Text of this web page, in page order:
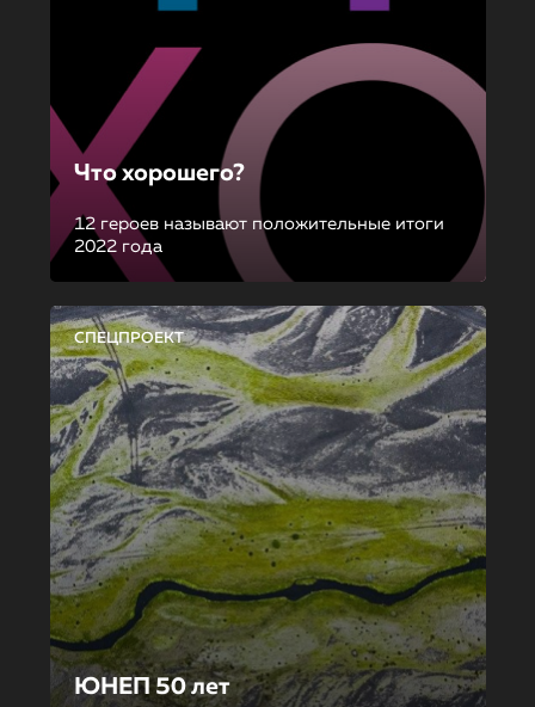
Что хорошего?
12 героев называют положительные итоги
2022 года
СПЕЦПРОЕКТ
ЮНЕП 50 лет